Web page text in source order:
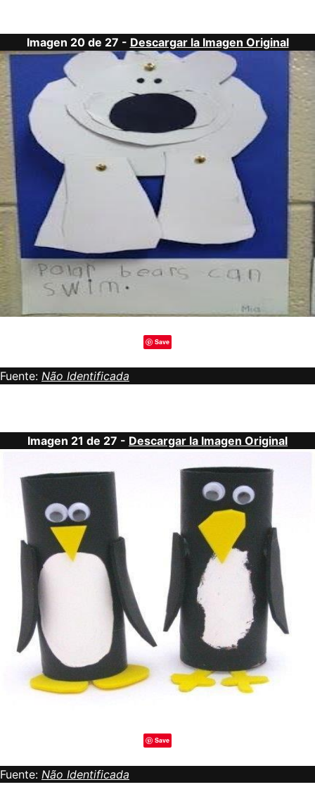
Imagen 20 de 27 - Descargar la Imagen Original
Save
Fuente: Não Identificada
Imagen 21 de 27 - Descargar la Imagen Original
Save
Fuente: Não Identificada